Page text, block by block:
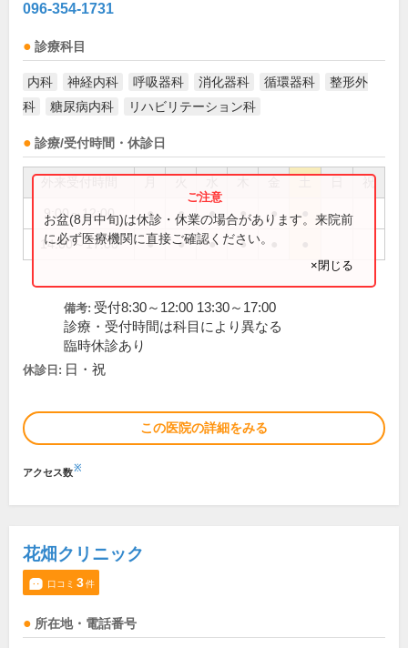
096-354-1731
診療科目
内科 神経内科 呼吸器科 消化器科 循環器科
整形外
科
糖尿病内科 リハビリテーション科
診療/受付時間・休診日
祝
9:00～12:00 ● ● ● ● ●
14:00～17:00 ● ● ● ●
お盆(8月中旬)は休診・休業の場合があります。来院前
に必ず医療機関に直接ご確認ください。
×閉じる
備考: 受付8:30～12:00 13:30～17:00
診療・受付時間は科目により異なる
臨時休診あり
休診日: 日・祝
この医院の詳細をみる
アクセス数※
花畑クリニック
口コミ 3件
所在地・電話番号